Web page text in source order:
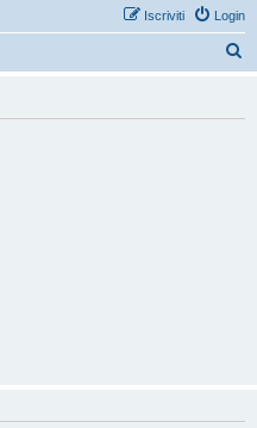
Login
Iscriviti